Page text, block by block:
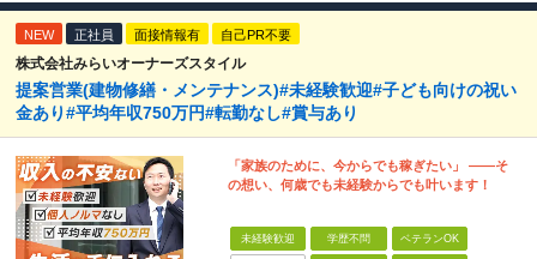
NEW 正社員 面接情報有 自己PR不要
株式会社みらいオーナーズスタイル
提案営業(建物修繕・メンテナンス)#未経験歓迎#子ども向けの祝い
金あり#平均年収750万円#転勤なし#賞与あり
「家族のために、今からでも稼ぎたい」 ――そ
の想い、何歳でも未経験からでも叶います！
未経験歓迎 学歴不問 ベテランOK